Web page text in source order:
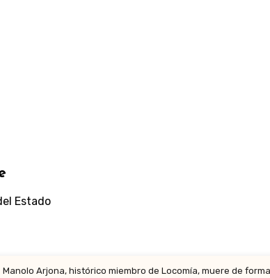
Estado
Manolo Arjona, histórico miembro de Locomía, muere de